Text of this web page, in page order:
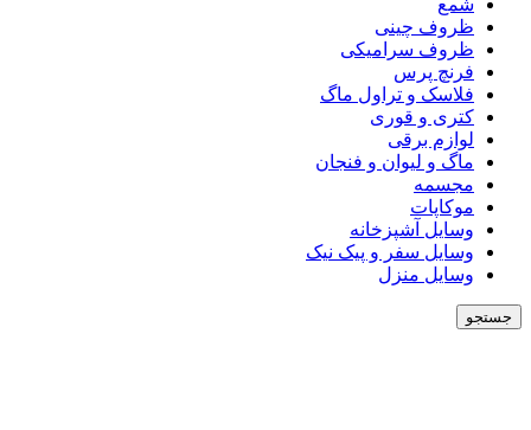
ظروف چینی
ظروف سرامیکی
فرنچ پرس
فلاسک و تراول ماگ
کتری و قوری
لوازم برقی
ماگ و لیوان و فنجان
مجسمه
موکاپات
وسایل آشپزخانه
وسایل سفر و پیک نیک
وسایل منزل
جستجو